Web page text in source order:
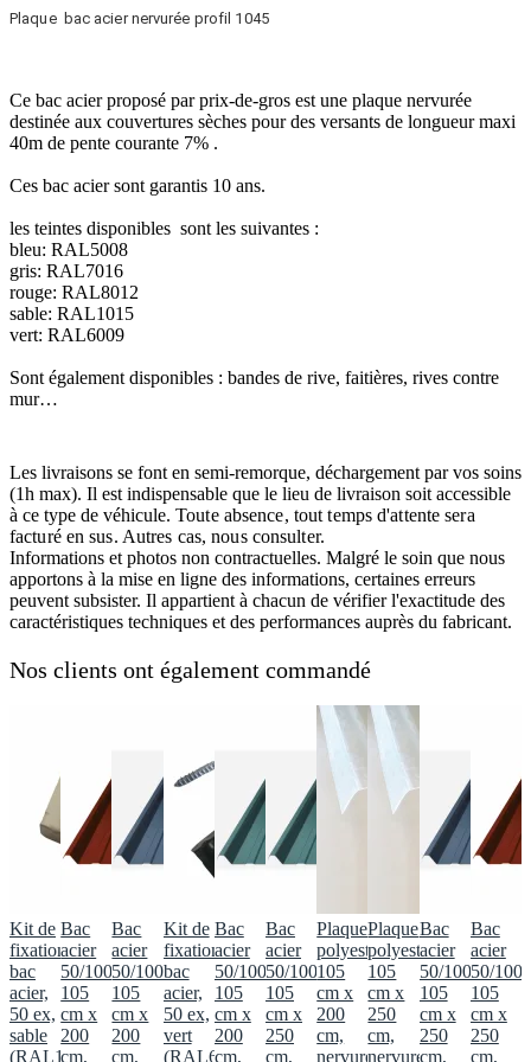
Plaque bac acier nervurée profil 1045
Ce bac acier proposé par prix-de-gros est une plaque nervurée
destinée aux couvertures sèches pour des versants de longueur maxi
40m de pente courante 7% .
Ces bac acier sont garantis 10 ans.
les teintes disponibles sont les suivantes :
bleu: RAL5008
gris: RAL7016
rouge: RAL8012
sable: RAL1015
vert: RAL6009
Sont également disponibles : bandes de rive, faitières, rives contre
mur…
Les livraisons se font en semi-remorque, déchargement par vos soins
(1h max). Il est indispensable que le lieu de livraison soit accessible
à ce type de véhicule. Toute absence, tout temps d'attente sera
facturé en sus. Autres cas, nous consulter.
Informations et photos non contractuelles. Malgré le soin que nous
apportons à la mise en ligne des informations, certaines erreurs
peuvent subsister. Il appartient à chacun de vérifier l'exactitude des
caractéristiques techniques et des performances auprès du fabricant.
Nos clients ont également commandé
Kit de
fixation
bac
acier,
50 ex,
sable
(RAL1015)
Bac
acier
50/100
105
cm x
200
cm,
Bac
acier
50/100
105
cm x
200
cm,
Kit de
fixation
bac
acier,
50 ex,
vert
(RAL6009)
Bac
acier
50/100
105
cm x
200
cm,
Bac
acier
50/100
105
cm x
250
cm,
Plaque
polyester
105
cm x
200
cm,
nervurée
Plaque
polyester
105
cm x
250
cm,
nervurée
Bac
acier
50/100
105
cm x
250
cm,
Bac
acier
50/100
105
cm x
250
cm,